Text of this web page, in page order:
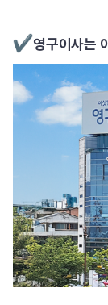
영구이사는